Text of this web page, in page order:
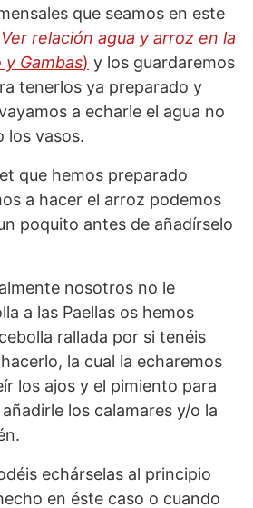
que seamos en este
Ver relación agua y arroz en la
y Gambas) y los guardaremos
tenerlos ya preparado y
a echarle el agua no
los vasos.
que hemos preparado
a hacer el arroz podemos
poquito antes de añadírselo
nosotros no le
a las Paellas os hemos
rallada por si tenéis
la cual la echaremos
los ajos y el pimiento para
los calamares y/o la
echárselas al principio
en éste caso o cuando